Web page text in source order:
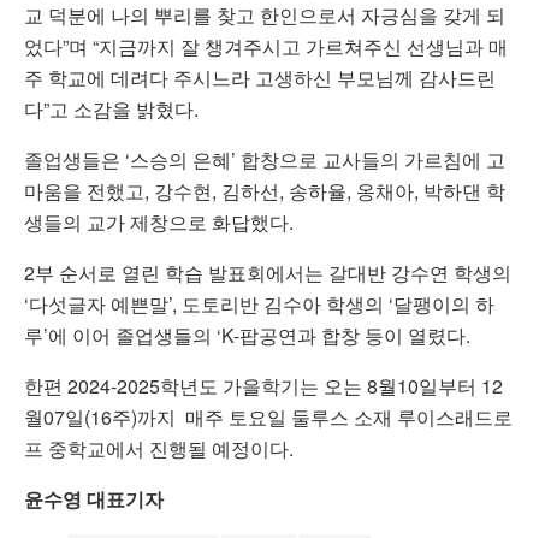
교 덕분에 나의 뿌리를 찾고 한인으로서 자긍심을 갖게 되
었다”며 “지금까지 잘 챙겨주시고 가르쳐주신 선생님과 매
주 학교에 데려다 주시느라 고생하신 부모님께 감사드린
다”고 소감을 밝혔다.
졸업생들은 ‘스승의 은혜’ 합창으로 교사들의 가르침에 고
마움을 전했고, 강수현, 김하선, 송하율, 옹채아, 박하댄 학
생들의 교가 제창으로 화답했다.
2부 순서로 열린 학습 발표회에서는 갈대반 강수연 학생의
‘다섯글자 예쁜말’, 도토리반 김수아 학생의 ‘달팽이의 하
루’에 이어 졸업생들의 ‘K-팝공연과 합창 등이 열렸다.
한편 2024-2025학년도 가을학기는 오는 8월10일부터 12
월07일(16주)까지 매주 토요일 둘루스 소재 루이스래드로
프 중학교에서 진행될 예정이다.
윤수영 대표기자